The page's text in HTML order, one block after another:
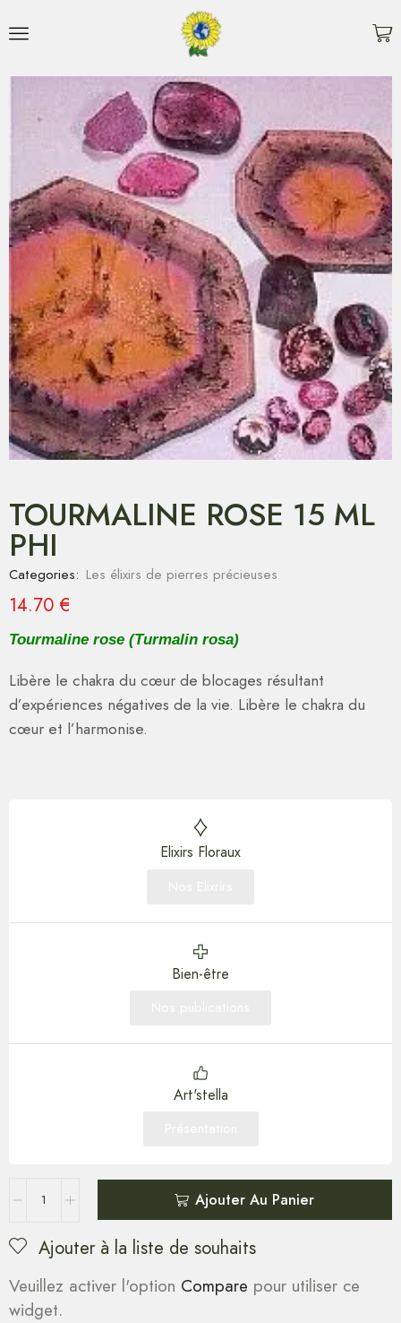
TOURMALINE ROSE 15 ML
PHI
Categories: Les élixirs de pierres précieuses
14.70 €
Tourmaline rose (Turmalin rosa)
Libère le chakra du cœur de blocages résultant
d’expériences négatives de la vie. Libère le chakra du
cœur et l’harmonise.
Elixirs Floraux
Bien-être
Art'stella
Ajouter Au Panier
Ajouter à la liste de souhaits
Veuillez activer l'option Compare pour utiliser ce
widget.